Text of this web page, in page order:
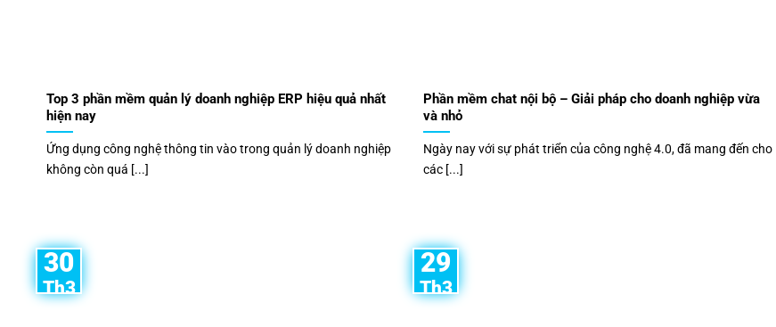
Top 3 phần mềm quản lý doanh nghiệp ERP hiệu quả nhất
hiện nay
Ứng dụng công nghệ thông tin vào trong quản lý doanh nghiệp
không còn quá [...]
Phần mềm chat nội bộ – Giải pháp cho doanh nghiệp vừa
và nhỏ
Ngày nay với sự phát triển của công nghệ 4.0, đã mang đến cho
các [...]
30
Th3
29
Th3